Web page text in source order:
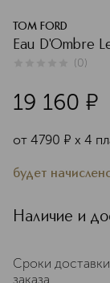
TOM FORD
Eau D'Ombre
(0)
19 160 ¤
от 4790 ¤ х 4
будет
Наличие и
Сроки
заказа